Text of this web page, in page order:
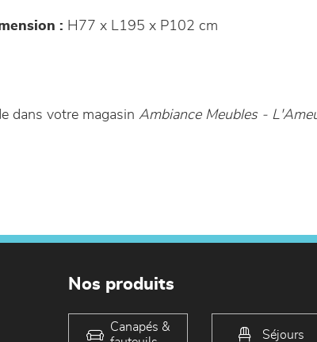
: H77 x L195 x P102 cm
dans votre magasin Ambiance Meubles -
Nos produits
Canapés &
Séjours